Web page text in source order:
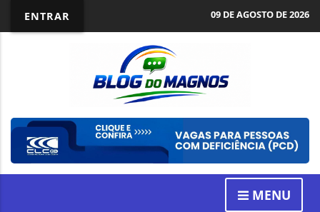
ENTRAR 09 DE AGOSTO DE 2026
MENU